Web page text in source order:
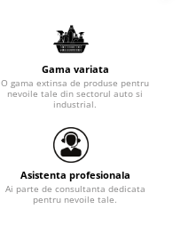
Gama variata
O gama extinsa de produse pentru
nevoile tale din sectorul auto si
industrial.
Asistenta profesionala
Ai parte de consultanta dedicata
pentru nevoile tale.